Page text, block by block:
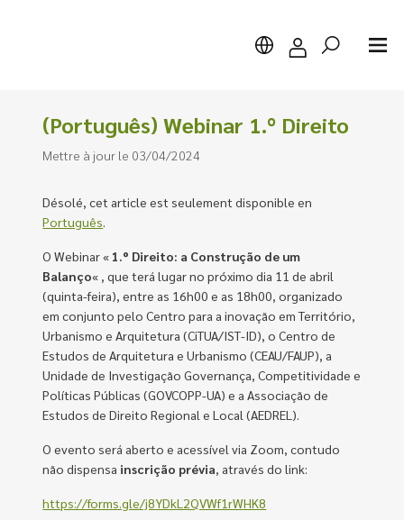
Chercher
(Português) Webinar 1.º Direito
Mettre à jour le 03/04/2024
Désolé, cet article est seulement disponible en
Português.
O Webinar « 1.º Direito: a Construção de um
Balanço« , que terá lugar no próximo dia 11 de abril
(quinta-feira), entre as 16h00 e as 18h00, organizado
em conjunto pelo Centro para a inovação em Território,
Urbanismo e Arquitetura (CiTUA/IST-ID), o Centro de
Estudos de Arquitetura e Urbanismo (CEAU/FAUP), a
Unidade de Investigação Governança, Competitividade e
Políticas Públicas (GOVCOPP-UA) e a Associação de
Estudos de Direito Regional e Local (AEDREL).
O evento será aberto e acessível via Zoom, contudo
não dispensa inscrição prévia, através do link:
https://forms.gle/j8YDkL2QVWf1rWHK8